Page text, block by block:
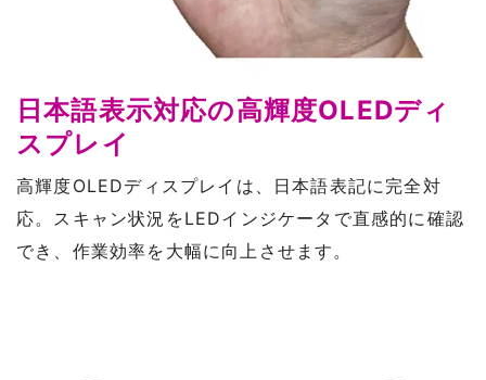
日本語表示対応の高輝度OLEDディ
スプレイ
高輝度OLEDディスプレイは、日本語表記に完全対
応。スキャン状況をLEDインジケータで直感的に確認
でき、作業効率を大幅に向上させます。